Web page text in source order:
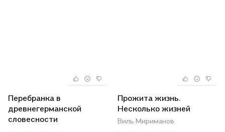
Перебранка в
древнегерманской
словесности
Прожита жизнь.
Несколько жизней
Виль Мириманов